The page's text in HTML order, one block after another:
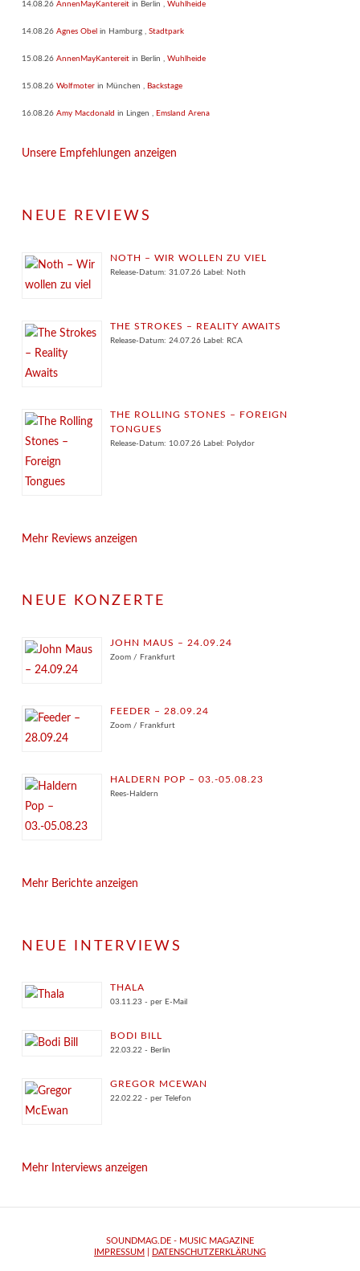
14.08.26 AnnenMayKantereit in Berlin Wuhlheide
14.08.26 Agnes Obel in Hamburg Stadtpark
15.08.26 AnnenMayKantereit in Berlin Wuhlheide
15.08.26 Wolfmoter in München Backstage
16.08.26 Amy Macdonald in Lingen Emsland Arena
Unsere Empfehlungen anzeigen
NEUE REVIEWS
NOTH – WIR WOLLEN ZU VIEL
Release-Datum: 31.07.26 Label: Noth
THE STROKES – REALITY AWAITS
Release-Datum: 24.07.26 Label: RCA
THE ROLLING STONES – FOREIGN
TONGUES
Release-Datum: 10.07.26 Label: Polydor
Mehr Reviews anzeigen
NEUE KONZERTE
JOHN MAUS – 24.09.24
Zoom / Frankfurt
FEEDER – 28.09.24
Zoom / Frankfurt
HALDERN POP – 03.-05.08.23
Rees-Haldern
Mehr Berichte anzeigen
NEUE INTERVIEWS
THALA
03.11.23 - per E-Mail
BODI BILL
22.03.22 - Berlin
GREGOR MCEWAN
22.02.22 - per Telefon
Mehr Interviews anzeigen
SOUNDMAG.DE - MUSIC MAGAZINE
IMPRESSUM
DATENSCHUTZERKLÄRUNG